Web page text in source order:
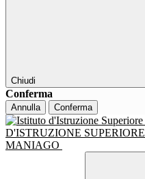
Chiudi
Conferma
Annulla Conferma
D'ISTRUZIONE SUPERIORE
MANIAGO